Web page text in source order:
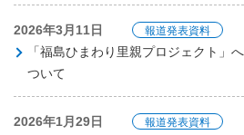
2026年3月11日 報道発表資料
「福島ひまわり里親プロジェクト」
ついて
2026年1月29日 報道発表資料